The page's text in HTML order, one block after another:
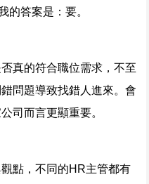
的答案是：要。
真的符合職位需求，不至
問題導致找錯人進來。會
司而言更顯重要。
點，不同的HR主管都有